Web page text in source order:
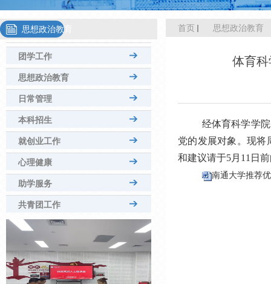
思想政治教育
团学工作
思想政治教育
日常管理
本科招生
就创业工作
心理健康
助学服务
共青团工作
首页 思想政治教育
体育
经体育科学学
党的发展对象。现将
和建议请于5月11日
南通大学推荐